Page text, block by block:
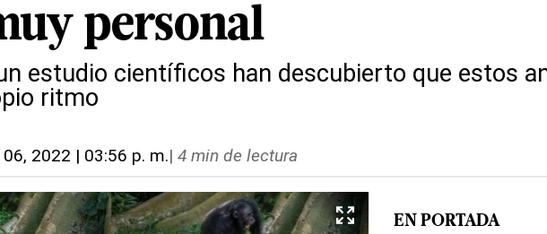
personal
estudio científicos han descubierto que estos
ritmo
06, 2022 | 03:56 p. m.| 4 min de lectura
EN PORTADA